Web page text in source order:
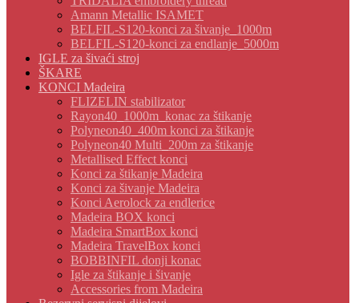
Amann Metallic ISAMET
BELFIL-S120-konci za šivanje_1000m
BELFIL-S120-konci za endlanje_5000m
IGLE za šivaći stroj
ŠKARE
KONCI Madeira
FLIZELIN stabilizator
Rayon40_1000m_konac za štikanje
Polyneon40_400m konci za štikanje
Polyneon40 Multi_200m za štikanje
Metallised Effect konci
Konci za štikanje Madeira
Konci za šivanje Madeira
Konci Aerolock za endlerice
Madeira BOX konci
Madeira SmartBox konci
Madeira TravelBox konci
BOBBINFIL donji konac
Igle za štikanje i šivanje
Accessories from Madeira